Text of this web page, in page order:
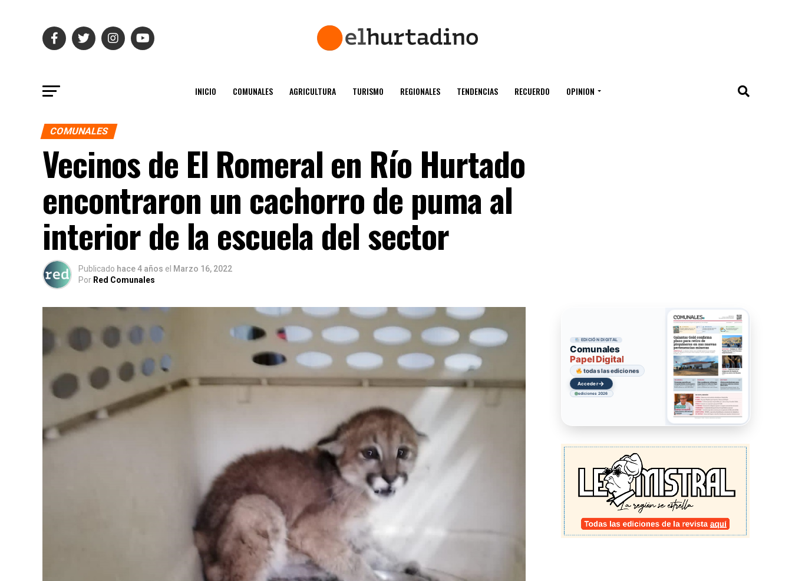
INICIO COMUNALES AGRICULTURA TURISMO REGIONALES TENDENCIAS RECUERDO OPINION
COMUNALES
Vecinos de El Romeral en Río Hurtado
encontraron un cachorro de puma al
interior de la escuela del sector
Publicado hace 4 años el Marzo 16, 2022
Por Red Comunales
EDICIÓN DIGITAL
Comunales
Papel Digital
todas las ediciones
Acceder→
ediciones 2026